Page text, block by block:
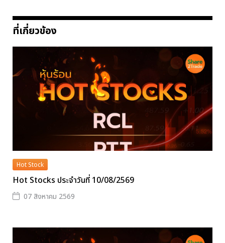
ที่เกี่ยวข้อง
Hot Stock
Hot Stocks ประจำวันที่ 10/08/2569
07 สิงหาคม 2569